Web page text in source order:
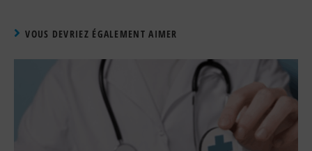
VOUS DEVRIEZ ÉGALEMENT AIMER